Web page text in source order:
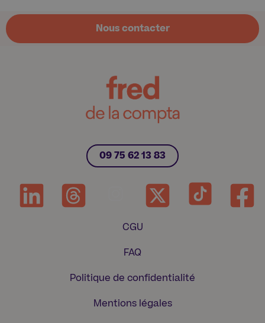
Nous contacter
09 75 62 13 83
CGU
FAQ
Politique de confidentialité
Mentions légales